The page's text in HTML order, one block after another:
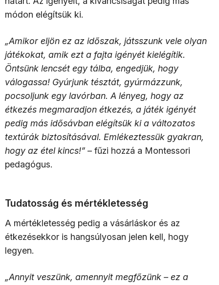
módon elégítsük ki.
„Amikor eljön ez az időszak, játsszunk vele olyan
játékokat, amik ezt a fajta igényét kielégítik.
Öntsünk lencsét egy tálba, engedjük, hogy
válogassa! Gyúrjunk tésztát, gyúrmázzunk,
pocsoljunk egy lavórban. A lényeg, hogy az
étkezés megmaradjon étkezés, a játék igényét
pedig más idősávban elégítsük ki a változatos
textúrák biztosításával. Emlékeztessük gyakran,
hogy az étel kincs!” – fűzi hozzá a Montessori
pedagógus.
Tudatosság és mértékletesség
A mértékletesség pedig a vásárláskor és az
étkezésekkor is hangsúlyosan jelen kell, hogy
legyen.
„Annyit veszünk, amennyit megfőzünk – ez a